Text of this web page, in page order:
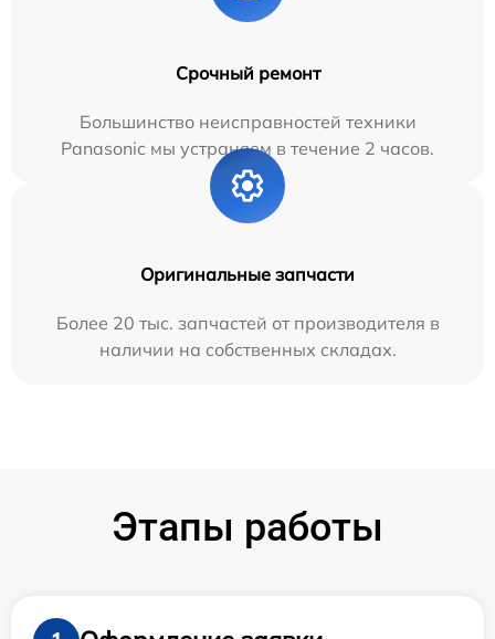
Срочный ремонт
Большинство неисправностей техники
Panasonic мы устраняем в течение 2 часов.
Оригинальные запчасти
Более 20 тыс. запчастей от производителя в
наличии на собственных складах.
Этапы работы